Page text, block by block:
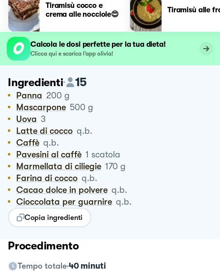
Tiramisù cocco e
crema alle nocciole😍
Tiramisù alle
Calcola le dosi perfette per la tua dieta!
Clicca qui e scarica l’app olivia!
Ingredienti 15
Panna 200 g
Mascarpone 500 g
Uova 3
Latte di cocco q.b.
Caffè q.b.
Pavesini al caffè 1 scatola
Marmellata di ciliegie 170 g
Farina di cocco q.b.
Cacao dolce in polvere q.b.
Cioccolata per guarnire q.b.
Copia ingredienti
Procedimento
Tempo totale 40 minuti